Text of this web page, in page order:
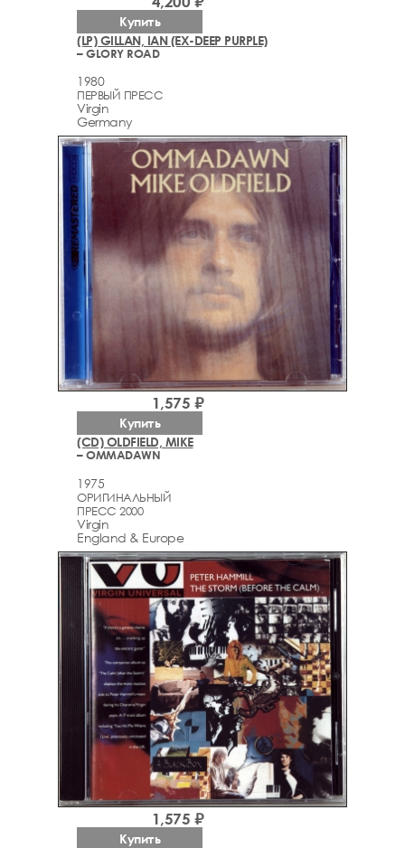
(LP) GILLAN, IAN (EX-DEEP PURPLE)
– GLORY ROAD
1980
ПЕРВЫЙ ПРЕСС
Virgin
Germany
Купить
(CD) OLDFIELD, MIKE
– OMMADAWN
1975
ОРИГИНАЛЬНЫЙ
ПРЕСС 2000
Virgin
England & Europe
1,575 ₽
Купить
1,575 ₽
Купить